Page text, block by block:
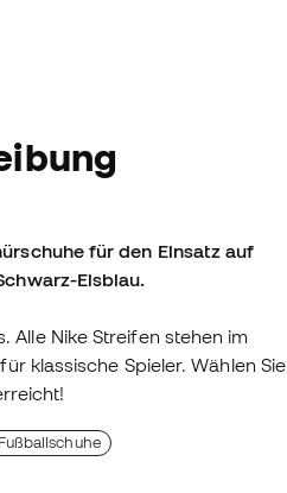
für den Einsatz auf
Eisblau.
Alle Nike Streifen stehen im
klassische Spieler. Wählen Sie